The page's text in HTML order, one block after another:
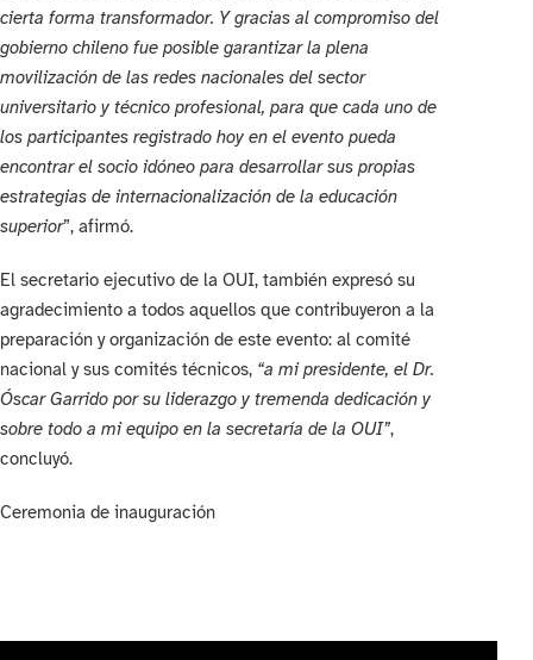
cierta forma transformador. Y gracias al compromiso del
gobierno chileno fue posible garantizar la plena
movilización de las redes nacionales del sector
universitario y técnico profesional, para que cada uno de
los participantes registrado hoy en el evento pueda
encontrar el socio idóneo para desarrollar sus propias
estrategias de internacionalización de la educación
superior”, afirmó.
El secretario ejecutivo de la OUI, también expresó su
agradecimiento a todos aquellos que contribuyeron a la
preparación y organización de este evento: al comité
nacional y sus comités técnicos, “a mi presidente, el Dr.
Óscar Garrido por su liderazgo y tremenda dedicación y
sobre todo a mi equipo en la secretaría de la OUI”,
concluyó.
Ceremonia de inauguración